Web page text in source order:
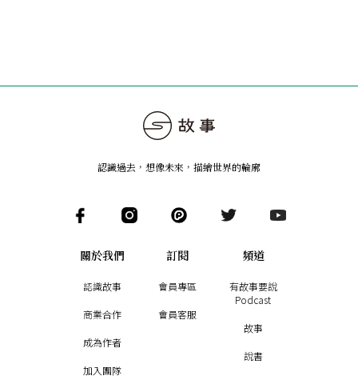
認識過去，想像未來 ， 描繪世界的輪廓
關於我們
認識故事
商業合作
成為作者
加入團隊
訂閱
會員專區
會員客服
頻道
有故事要說
Podcast
故事
說書